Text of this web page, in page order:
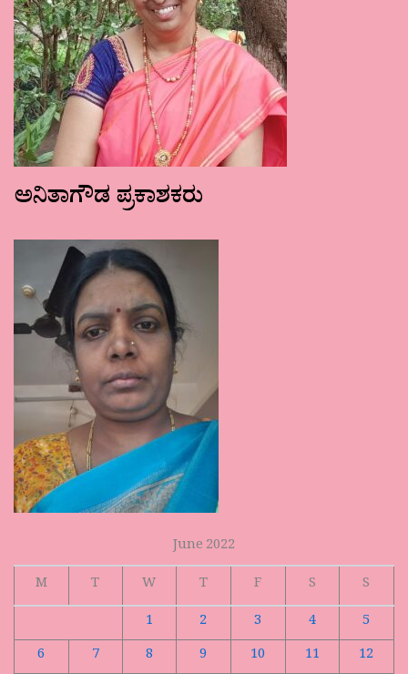
ಅನಿತಾಗೌಡ ಪ್ರಕಾಶಕರು
June 2022
M
T W T F S
S
1
2 3 4
5
6
7 8 9 10 11
12